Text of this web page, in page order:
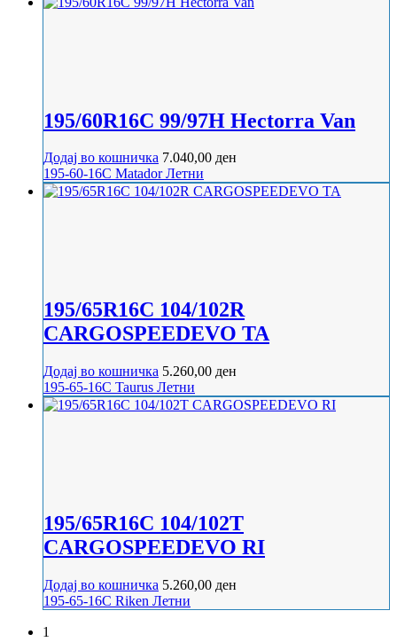
195/60R16C 99/97H Hectorra Van
Додај во кошничка 7.040,00 ден
195-60-16C MatadorЛетни
195/65R16C 104/102R
CARGOSPEEDEVO TA
Додај во кошничка 5.260,00 ден
195-65-16C Taurus Летни
195/65R16C 104/102T
CARGOSPEEDEVO RI
Додај во кошничка 5.260,00 ден
195-65-16C Riken Летни
1